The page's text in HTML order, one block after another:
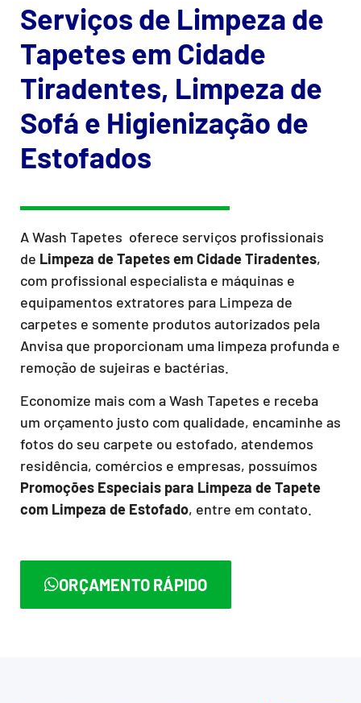
Serviços de Limpeza de
Tapetes em Cidade
Tiradentes, Limpeza de
Sofá e Higienização de
Estofados
A Wash Tapetes oferece serviços profissionais
de Limpeza de Tapetesem Cidade Tiradentes,
com profissional especialista e máquinas e
equipamentos extratores para Limpeza de
carpetes e somente produtos autorizados pela
Anvisa que proporcionam uma limpeza profunda e
remoção de sujeiras e bactérias.
Economize mais com a Wash Tapetes e receba
um orçamento justo com qualidade, encaminhe as
fotos do seu carpete ou estofado, atendemos
residência, comércios e empresas, possuímos
Promoções Especiais para Limpeza de Tapete
com Limpeza de Estofado, entre em contato.
ORÇAMENTO RÁPIDO